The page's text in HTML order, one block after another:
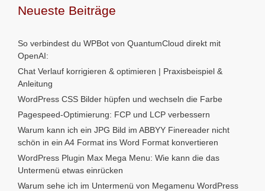
Neueste Beiträge
So verbindest du WPBot von QuantumCloud direkt mit
OpenAI:
Chat Verlauf korrigieren & optimieren | Praxisbeispiel &
Anleitung
WordPress CSS Bilder hüpfen und wechseln die Farbe
Pagespeed-Optimierung: FCP und LCP verbessern
Warum kann ich ein JPG Bild im ABBYY Finereader nicht
schön in ein A4 Format ins Word Format konvertieren
WordPress Plugin Max Mega Menu: Wie kann die das
Untermenü etwas einrücken
Warum sehe ich im Untermenü von Megamenu WordPress